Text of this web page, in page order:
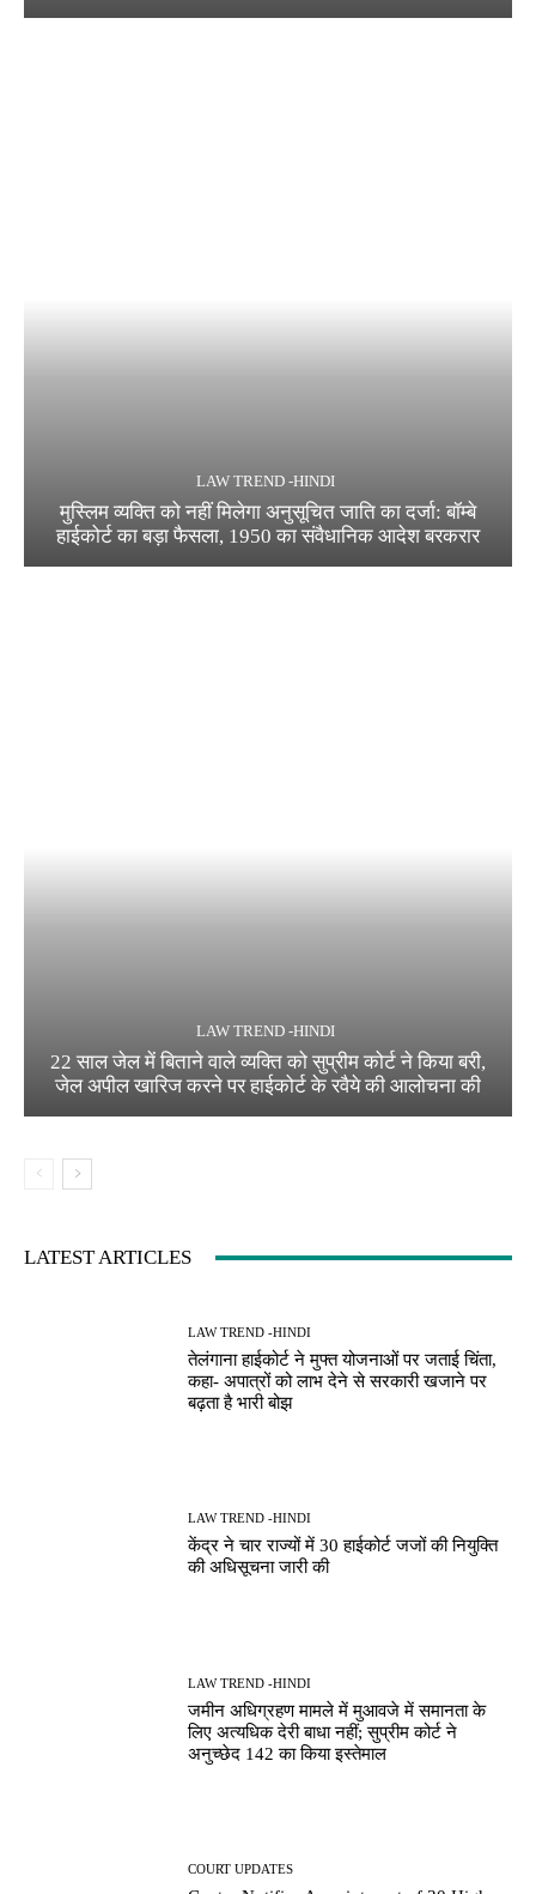
LAW TREND -HINDI
मुस्लिम व्यक्ति को नहीं मिलेगा अनुसूचित जाति का दर्जा: बॉम्बे
हाईकोर्ट का बड़ा फैसला, 1950 का संवैधानिक आदेश बरकरार
LAW TREND -HINDI
22 साल जेल में बिताने वाले व्यक्ति को सुप्रीम कोर्ट ने किया बरी,
जेल अपील खारिज करने पर हाईकोर्ट के रवैये की आलोचना की
LATEST ARTICLES
LAW TREND -HINDI
तेलंगाना हाईकोर्ट ने मुफ्त योजनाओं पर जताई चिंता,
कहा- अपात्रों को लाभ देने से सरकारी खजाने पर
बढ़ता है भारी बोझ
LAW TREND -HINDI
केंद्र ने चार राज्यों में 30 हाईकोर्ट जजों की नियुक्ति
की अधिसूचना जारी की
LAW TREND -HINDI
जमीन अधिग्रहण मामले में मुआवजे में समानता के
लिए अत्यधिक देरी बाधा नहीं; सुप्रीम कोर्ट ने
अनुच्छेद 142 का किया इस्तेमाल
COURT UPDATES